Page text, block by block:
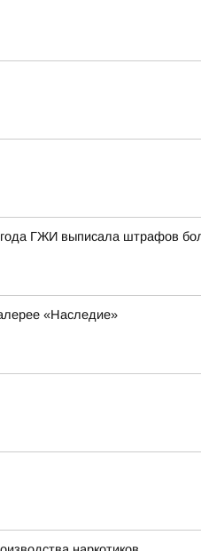
года ГЖИ выписала штрафов
«Наследие»